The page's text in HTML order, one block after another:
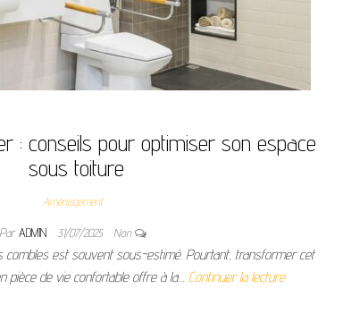
: conseils pour optimiser son espace
sous toiture
Aménagement
ParADMIN 31/07/2025 Non
combles est souvent sous-estimé. Pourtant, transformer cet
pièce de vie confortable offre à la… Continuer la lecture